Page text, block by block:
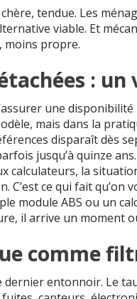
tendue. Les
viable. Et
, moins propre.
:
une disponibilité
mais dans la
disparaît dès
jusqu’à quinze
calculateurs, la
ce qui fait qu’on
module ABS ou un
il arrive un moment
comme
dernier entonnoir. Le